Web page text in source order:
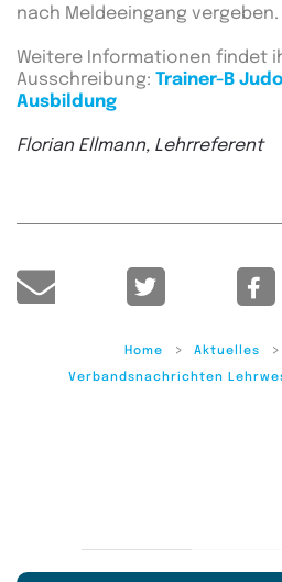
nach Meldeeingang vergeben.
Weitere Informationen findet
Ausschreibung: Trainer-B
Ausbildung
Florian Ellmann, Lehrreferent
Home Aktuelles
Verbandsnachrichten